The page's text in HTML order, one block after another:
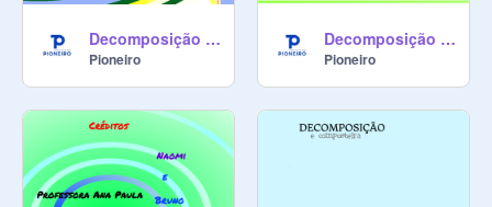
Decomposição - Tomás e Mariana
Pioneiro
Decomposição - Tomás Baleiras e Leticia Akemi
Pioneiro